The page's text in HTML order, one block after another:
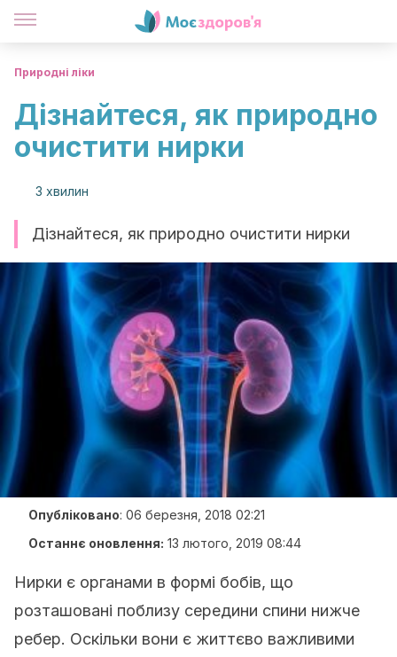
Природні ліки
Дізнайтеся, як природно
очистити нирки
3 хвилин
Дізнайтеся, як природно очистити нирки
Опубліковано: 06 березня, 2018 02:21
Останнє оновлення: 13 лютого, 2019 08:44
Нирки є органами в формі бобів, що
розташовані поблизу середини спини нижче
ребер. Оскільки вони є життєво важливими